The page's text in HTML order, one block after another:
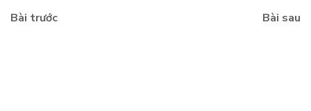
Bài trước Bài sau